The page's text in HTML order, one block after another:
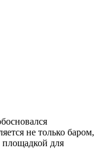
не только баром,
для